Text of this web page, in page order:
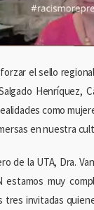
el sello
Henríquez,
como
en nuestra
de la UTA, Dra.
estamos muy
invitadas